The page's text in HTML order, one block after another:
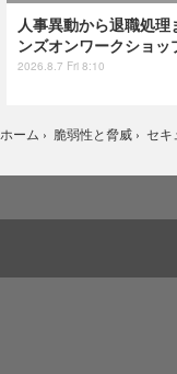
人事異動から退職処
ンズオンワークショ
2026.8.7 Fri 8:10
ホーム › 脆弱性と脅威 › セキ